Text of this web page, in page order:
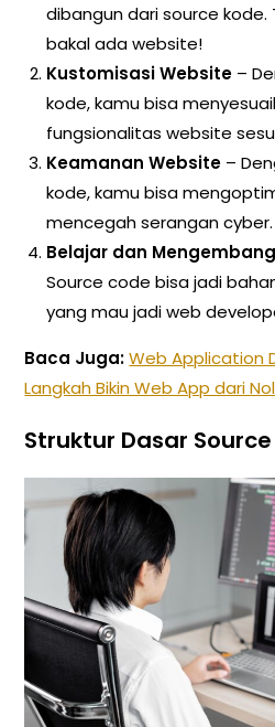
dibangun dari source kode.
bakal ada website!
Kustomisasi Website –
kode, kamu bisa
fungsionalitas website
Keamanan Website –
kode, kamu bisa
mencegah serangan cyber.
Belajar dan
Source code bisa jadi
yang mau jadi web
Baca Juga: Web Application
Langkah Bikin Web App dari
Struktur Dasar